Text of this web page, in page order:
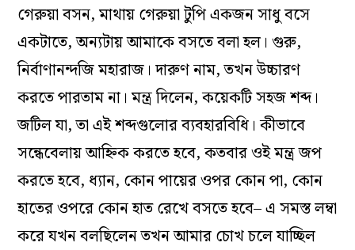
গেরুয়া বসন, মাথায় গেরুয়া টুপি একজন সাধু বসে
একটাতে, অন্যটায় আমাকে বসতে বলা হল। গুরু,
নির্বাণানন্দজি মহারাজ। দারুণ নাম, তখন উচ্চারণ
করতে পারতাম না। মন্ত্র দিলেন, কয়েকটি সহজ শব্দ।
জটিল যা, তা এই শব্দগুলোর ব্যবহারবিধি। কীভাবে
সন্ধেবেলায় আহ্নিক করতে হবে, কতবার ওই মন্ত্র জপ
করতে হবে, ধ্যান, কোন পায়ের ওপর কোন পা, কোন
হাতের ওপরে কোন হাত রেখে বসতে হবে– এ সমস্ত লম্বা
করে যখন বলছিলেন তখন আমার চোখ চলে যাচ্ছিল